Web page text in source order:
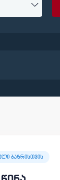
ბაზრისთვის